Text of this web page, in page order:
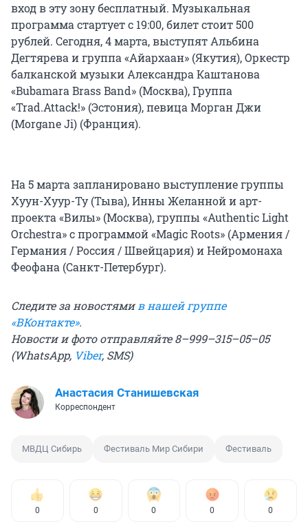
вход в эту зону бесплатный. Музыкальная
программа стартует с 19:00, билет стоит 500
рублей. Сегодня, 4 марта, выступят Альбина
Дегтярева и группа «Айархаан» (Якутия), Оркестр
балканской музыки Александра Каштанова
«Bubamara Brass Band» (Москва), Группа
«Trad.Attack!» (Эстония), певица Морган Джи
(Morgane Ji) (Франция).
На 5 марта запланировано выступление группы
Хуун-Хуур-Ту (Тыва), Инны Желанной и арт-
проекта «Вилы» (Москва), группы «Authentic Light
Orchestra» с программой «Magic Roots» (Армения /
Германия / Россия / Швейцария) и Нейромонаха
Феофана (Санкт-Петербург).
Следите за новостямив нашей группе
«ВКонтакте».
Новости и фото отправляйте 8–999–315–05–05
(WhatsApp, Viber, SMS)
Анастасия Станишевская
Корреспондент
МВДЦ Сибирь Фестиваль Мир Сибири Фестиваль
0 0 0 0 0